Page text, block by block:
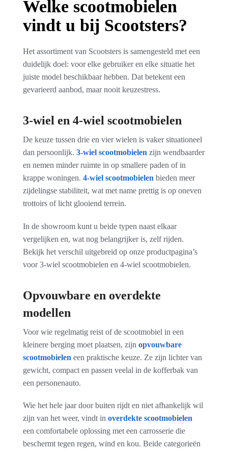
Welke scootmobielen
vindt u bij Scootsters?
Het assortiment van Scootsters is samengesteld met een
duidelijk doel: voor elke gebruiker en elke situatie het
juiste model beschikbaar hebben. Dat betekent een
gevarieerd aanbod, maar nooit keuzestress.
3-wiel en 4-wiel scootmobielen
De keuze tussen drie en vier wielen is vaker situationeel
dan persoonlijk. 3-wiel scootmobielen zijn wendbaarder
en nemen minder ruimte in op smallere paden of in
krappe woningen. 4-wiel scootmobielen bieden meer
zijdelingse stabiliteit, wat met name prettig is op oneven
trottoirs of licht glooiend terrein.
In de showroom kunt u beide typen naast elkaar
vergelijken en, wat nog belangrijker is, zelf rijden.
Bekijk het verschil uitgebreid op onze productpagina’s
voor3-wiel scootmobielen en 4-wiel scootmobielen.
Opvouwbare en overdekte
modellen
Voor wie regelmatig reist of de scootmobiel in een
kleinere berging moet plaatsen, zijn opvouwbare
scootmobielen een praktische keuze. Ze zijn lichter van
gewicht, compact en passen veelal in de kofferbak van
een personenauto.
Wie het hele jaar door buiten rijdt en niet afhankelijk wil
zijn van het weer, vindt in overdekte scootmobielen
een comfortabele oplossing met een carrosserie die
beschermt tegen regen, wind en kou. Beide categorieën